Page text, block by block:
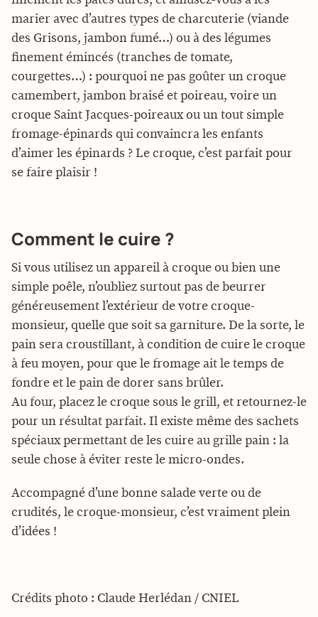
marier avec d’autres types de charcuterie (viande
des Grisons, jambon fumé…) ou à des légumes
finement émincés (tranches de tomate,
courgettes…) : pourquoi ne pas goûter un croque
camembert, jambon braisé et poireau, voire un
croque Saint Jacques-poireaux ou un tout simple
fromage-épinards qui convaincra les enfants
d’aimer les épinards ? Le croque, c’est parfait pour
se faire plaisir !
Comment le cuire ?
Si vous utilisez un appareil à croque ou bien une
simple poêle, n’oubliez surtout pas de beurrer
généreusement l’extérieur de votre croque-
monsieur, quelle que soit sa garniture. De la sorte, le
pain sera croustillant, à condition de cuire le croque
à feu moyen, pour que le fromage ait le temps de
fondre et le pain de dorer sans brûler.
Au four, placez le croque sous le grill, et retournez-le
pour un résultat parfait. Il existe même des sachets
spéciaux permettant de les cuire au grille pain : la
seule chose à éviter reste le micro-ondes.
Accompagné d’une bonne salade verte ou de
crudités, le croque-monsieur, c’est vraiment plein
d’idées !
Crédits photo : Claude Herlédan / CNIEL